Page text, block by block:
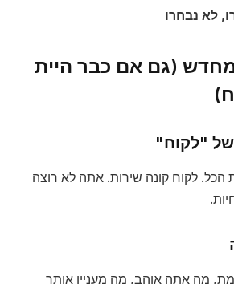
לא נבחרו
(גם אם כבר היית
"לקוח"
לקוח קונה שירות. אתה לא רוצה
מה אתה אוהב, מה מעניין אותך